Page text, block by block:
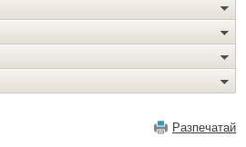
Разпечатай